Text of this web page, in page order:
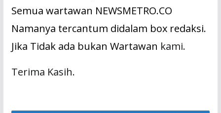
Semua wartawan NEWSMETRO.CO
Namanya tercantum didalam box redaksi.
Jika Tidak ada bukan Wartawan kami.
Terima Kasih.